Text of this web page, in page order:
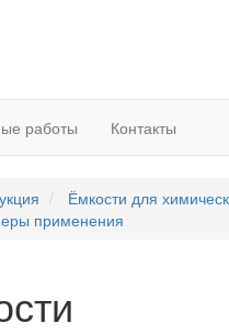
работы Контакты
Ёмкости для
применения